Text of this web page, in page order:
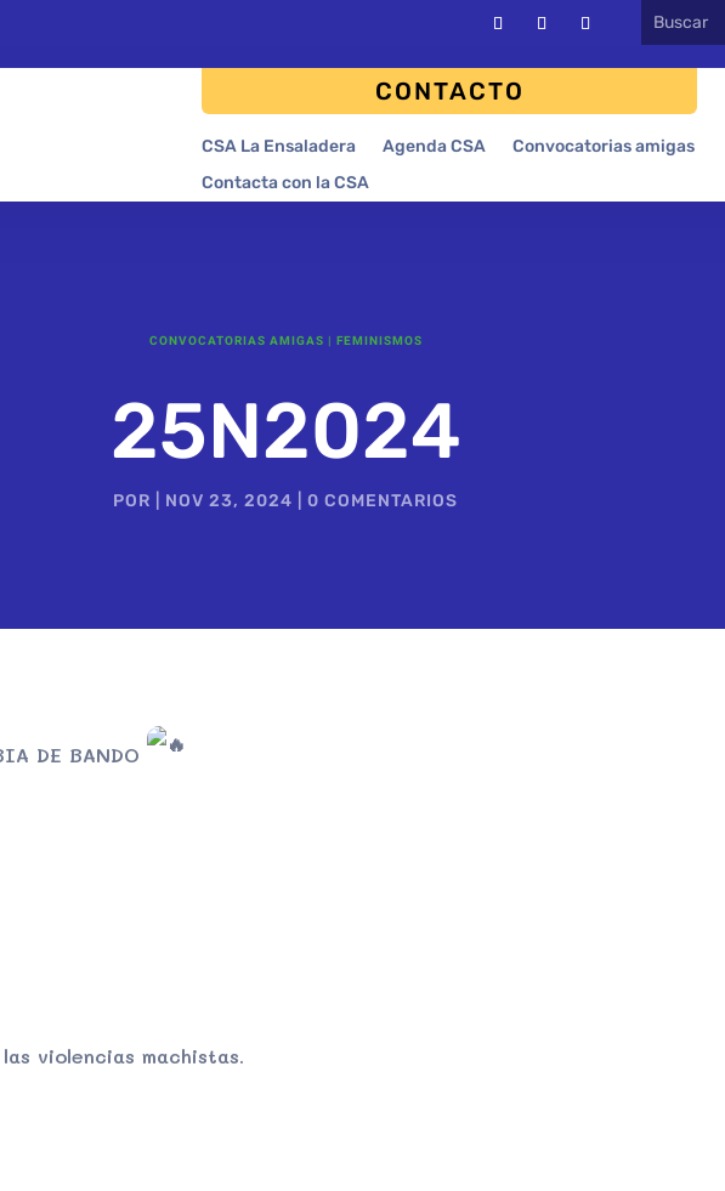
CONTACTO
CSA La Ensaladera Agenda CSA
Convocatorias amigas
Contacta con la CSA
CONVOCATORIAS AMIGAS | FEMINISMOS
25N2024
POR NOV 23, 2024 0 COMENTARIOS
DE BANDO
violencias machistas.